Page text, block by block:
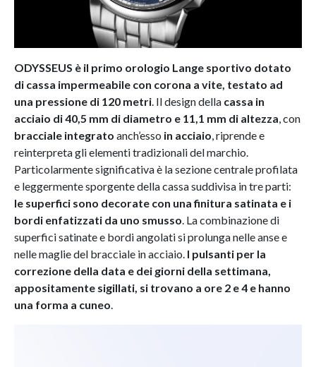
ODYSSEUS è il primo orologio Lange sportivo dotato
di cassa impermeabile con corona a vite, testato ad
una pressione di 120 metri. Il design della cassa in
acciaio di 40,5 mm di diametro e 11,1 mm di altezza, con
bracciale integrato anch’esso in acciaio, riprende e
reinterpreta gli elementi tradizionali del marchio.
Particolarmente significativa è la sezione centrale profilata
e leggermente sporgente della cassa suddivisa in tre parti:
le superfici sono decorate con una finitura satinata e i
bordi enfatizzati da uno smusso. La combinazione di
superfici satinate e bordi angolati si prolunga nelle anse e
nelle maglie del bracciale in acciaio. I pulsanti per la
correzione della data e dei giorni della settimana,
appositamente sigillati, si trovano a ore 2 e 4 e hanno
una forma a cuneo.